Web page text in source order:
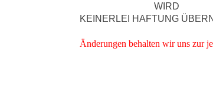
WIRD
KEINERLEI HAFTUNG
Änderungen behalten wir uns zur